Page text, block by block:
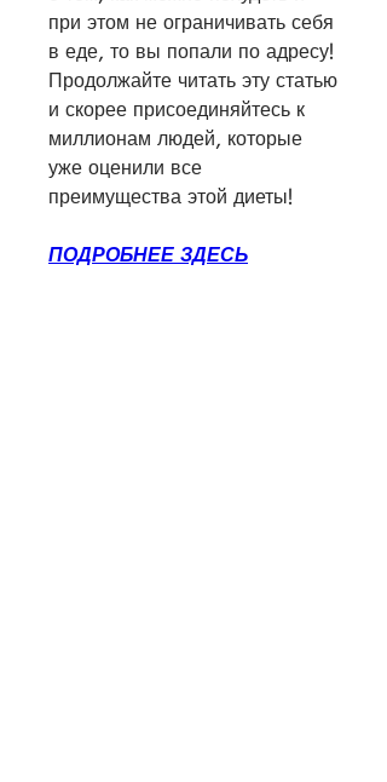
при этом не ограничивать себя
в еде, то вы попали по адресу!
Продолжайте читать эту статью
и скорее присоединяйтесь к
миллионам людей, которые
уже оценили все
преимущества этой диеты!
ПОДРОБНЕЕ ЗДЕСЬ